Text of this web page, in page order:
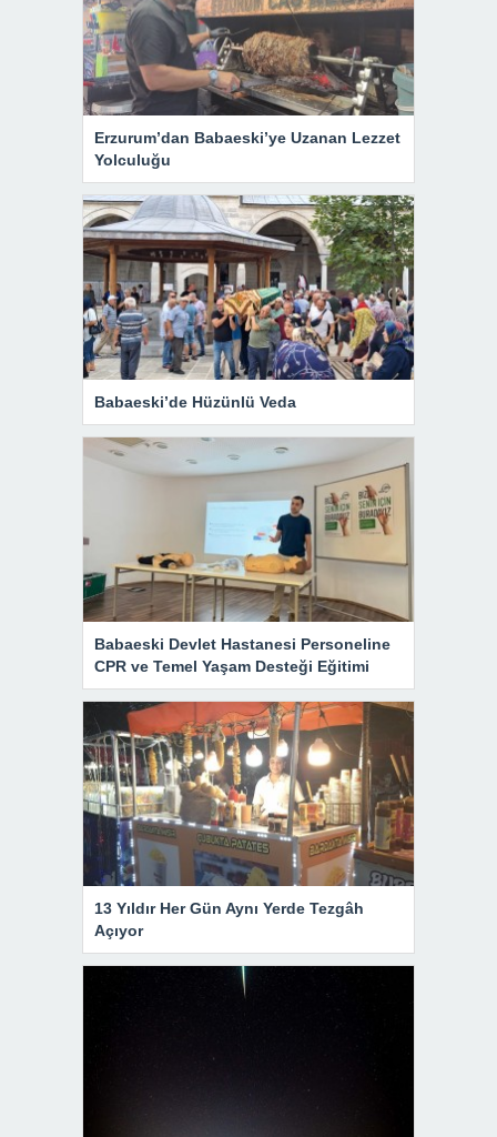
Erzurum’dan Babaeski’ye Uzanan Lezzet
Yolculuğu
Babaeski’de Hüzünlü Veda
Babaeski Devlet Hastanesi Personeline
CPR ve Temel Yaşam Desteği Eğitimi
13 Yıldır Her Gün Aynı Yerde Tezgâh
Açıyor